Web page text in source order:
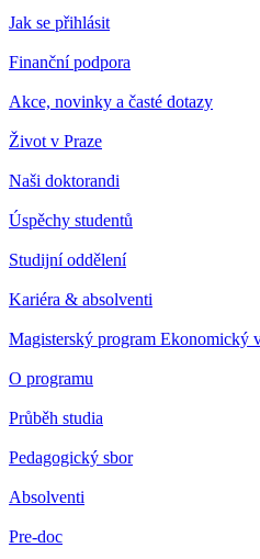
Jak se přihlásit
Finanční podpora
Akce, novinky a časté dotazy
Život v Praze
Naši doktorandi
Úspěchy studentů
Studijní oddělení
Kariéra & absolventi
Magisterský program Ekonomický
O programu
Průběh studia
Pedagogický sbor
Absolventi
Pre-doc